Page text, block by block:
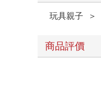
玩具親子 ＞
商品評價